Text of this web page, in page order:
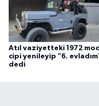
Atıl vaziyetteki 1972
cipi yenileyip "6.
dedi